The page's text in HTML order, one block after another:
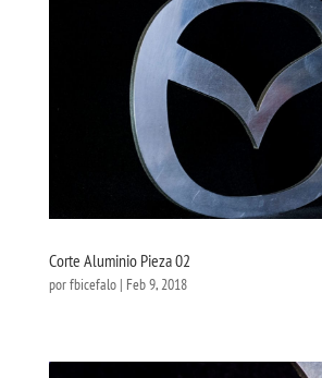
Corte Aluminio Pieza 02
porfbicefalo| Feb 9, 2018